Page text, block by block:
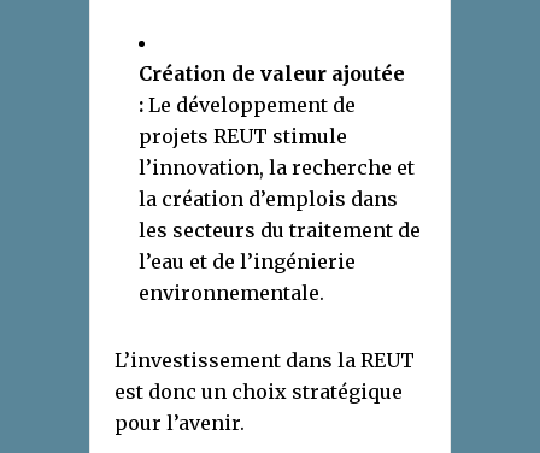
Création de valeur ajoutée
: Le développement de
projets REUT stimule
l’innovation, la recherche et
la création d’emplois dans
les secteurs du traitement de
l’eau et de l’ingénierie
environnementale.
L’investissement dans la REUT
est donc un choix stratégique
pour l’avenir.